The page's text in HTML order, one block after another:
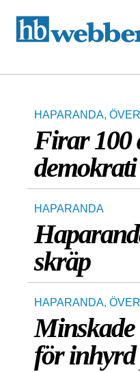
HAPARANDA,
Firar 100
demokrati
HAPARANDA
skräp
HAPARANDA,
för inhyrd